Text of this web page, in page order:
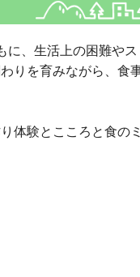
、生活上の困難や
りを育みながら、食
体験とこころと食の